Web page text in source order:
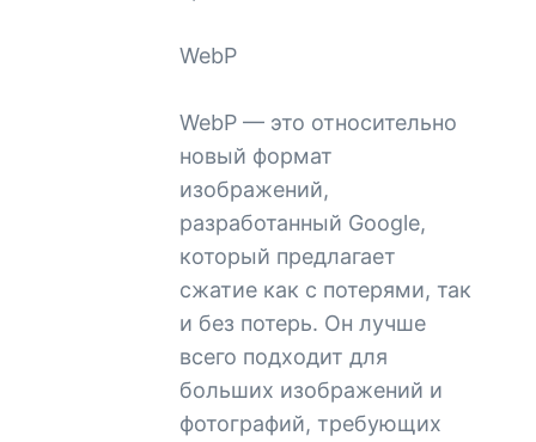
WebP
WebP — это относительно
новый формат
изображений,
разработанный Google,
который предлагает
сжатие как с потерями, так
и без потерь. Он лучше
всего подходит для
больших изображений и
фотографий, требующих